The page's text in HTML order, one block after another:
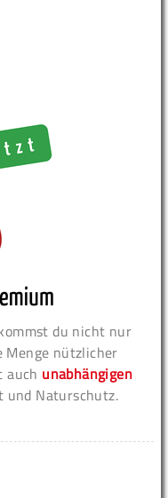
du nicht nur
nützlicher
auch unabhängigen
Naturschutz.